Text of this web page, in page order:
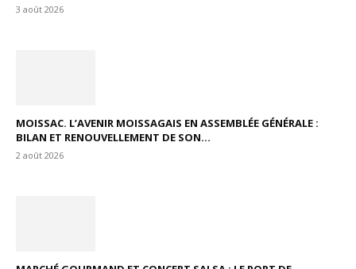
3 août 2026
MOISSAC. L’AVENIR MOISSAGAIS EN ASSEMBLÉE GÉNÉRALE :
BILAN ET RENOUVELLEMENT DE SON...
2 août 2026